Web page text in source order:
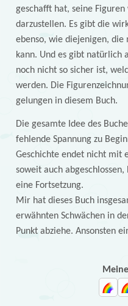
geschafft hat, seine
darzustellen. Es gibt die
ebenso, wie diejenigen,
kann. Und es gibt natürlich
noch nicht so sicher ist,
werden. Die
gelungen in diesem Buch.
Die gesamte Idee des
fehlende Spannung zu
Geschichte endet nicht mit
soweit auch
eine Fortsetzung.
Mir hat dieses Buch
erwähnten Schwächen in
Punkt abziehe. Ansonsten